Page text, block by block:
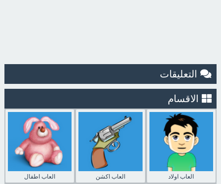
التعليقات
الاقسام
العاب اطفال العاب اكشن العاب اولاد